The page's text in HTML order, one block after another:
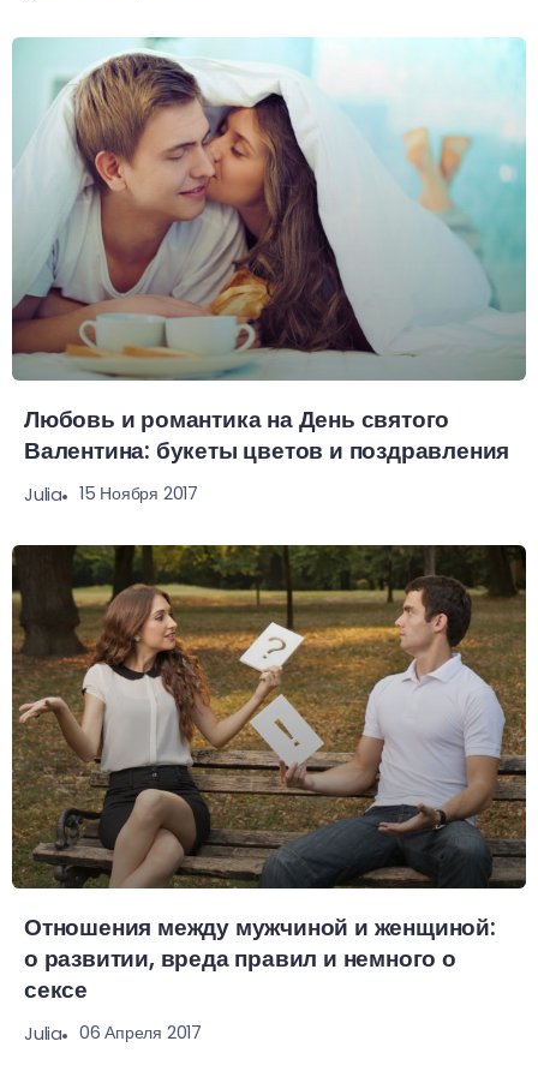
Любовь и романтика на День святого
Валентина: букеты цветов и поздравления
Julia 15 Ноября 2017
Отношения между мужчиной и женщиной:
о развитии, вреда правил и немного о
сексе
Julia 06 Апреля 2017